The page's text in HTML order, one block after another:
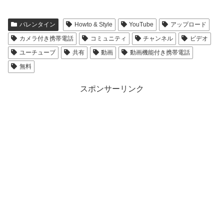
バレンタイン Howto & Style YouTube
アップロード
カメラ付き携帯電話
コミュニティ チャンネル
ビデオ
ユーチューブ
共有 動画
動画機能付き携帯電話
無料
スポンサーリンク